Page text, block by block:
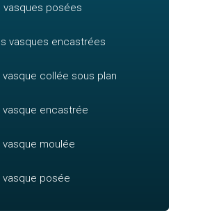
vasques posées
vasques encastrées
vasque collée sous plan
vasque encastrée
vasque moulée
vasque posée